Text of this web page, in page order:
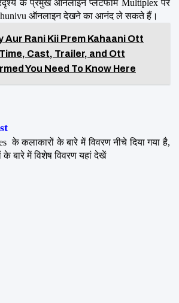
के प्रमुख ऑनलाइन प्लेटफॉर्म Multiplex पर
ऑनलाइन देखने का आनंद ले सकते हैं।
Aur Rani Kii Prem Kahaani Ott
Cast, Trailer, and Ott
You Need To Know Here
के कलाकारों के बारे में विवरण नीचे दिया गया है,
बारे में विशेष विवरण यहां देखें